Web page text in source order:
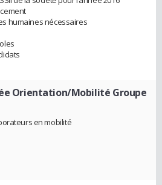
humaines nécessaires
Orientation/Mobilité Groupe
en mobilité